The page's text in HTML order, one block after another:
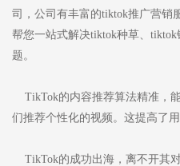
司，公司有丰富的tiktok推广营销
帮您一站式解决tiktok种草、
题。
TikTok的内容推荐算法精准，
们推荐个性化的视频。这提高了
TikTok的成功出海，离不开其